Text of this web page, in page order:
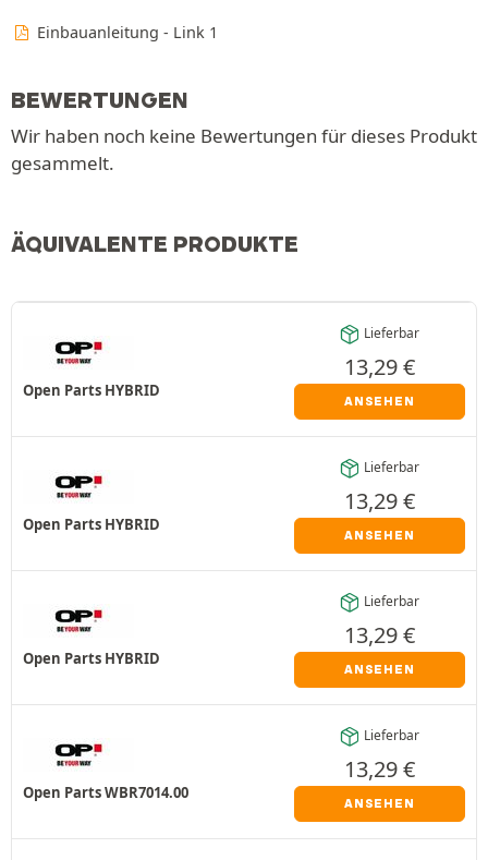
Einbauanleitung - Link 1
BEWERTUNGEN
Wir haben noch keine Bewertungen für dieses Produkt
gesammelt.
ÄQUIVALENTE PRODUKTE
Open Parts HYBRID
Lieferbar
13,29€
ANSEHEN
Open Parts HYBRID
Lieferbar
13,29€
ANSEHEN
Open Parts HYBRID
Lieferbar
13,29€
ANSEHEN
Open Parts WBR7014.00
Lieferbar
13,29€
ANSEHEN